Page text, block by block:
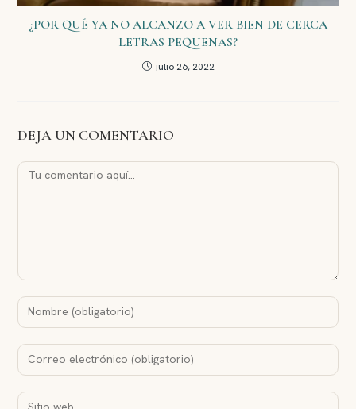
¿POR QUÉ YA NO ALCANZO A VER BIEN DE CERCA
LETRAS PEQUEÑAS?
julio 26, 2022
DEJA UN COMENTARIO